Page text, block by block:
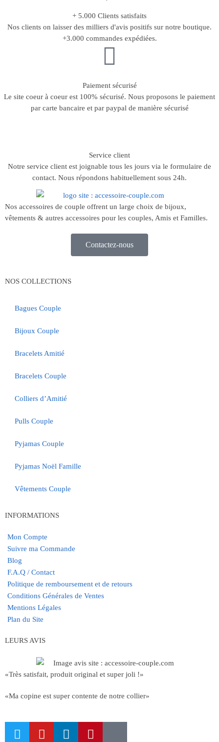
+ 5.000 Clients satisfaits
Nos clients on laisser des milliers d'avis positifs sur notre boutique.
+3.000 commandes expédiées.
Paiement sécurisé
Le site coeur à coeur est 100% sécurisé. Nous proposons le paiement
par carte bancaire et par paypal de manière sécurisé
Service client
Notre service client est joignable tous les jours via le formulaire de
contact. Nous répondons habituellement sous 24h.
Nos accessoires de couple offrent un large choix de bijoux,
vêtements & autres accessoires pour les couples, Amis et Familles.
Contactez-nous
NOS COLLECTIONS
Bagues Couple
Bijoux Couple
Bracelets Amitié
Bracelets Couple
Colliers d’Amitié
Pulls Couple
Pyjamas Couple
Pyjamas Noël Famille
Vêtements Couple
INFORMATIONS
Mon Compte
Suivre ma Commande
Blog
F.A.Q / Contact
Politique de remboursement et de retours
Conditions Générales de Ventes
Mentions Légales
Plan du Site
LEURS AVIS
«Très satisfait, produit original et super joli !»
«Ma copine est super contente de notre collier»